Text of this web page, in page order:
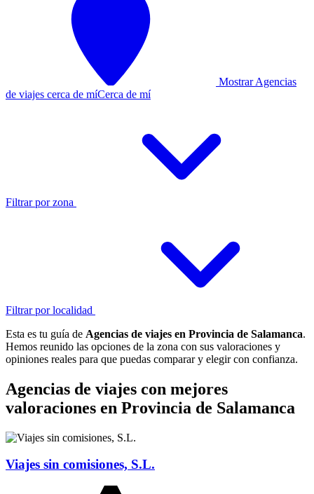
Mostrar Agencias
de viajes cerca de míCerca de mí
Filtrar por zona
Filtrar por localidad
Esta es tu guía de Agencias de viajes en Provincia de Salamanca.
Hemos reunido las opciones de la zona con sus valoraciones y
opiniones reales para que puedas comparar y elegir con confianza.
Agencias de viajes con mejores
valoraciones en Provincia de Salamanca
Viajes sin comisiones, S.L.